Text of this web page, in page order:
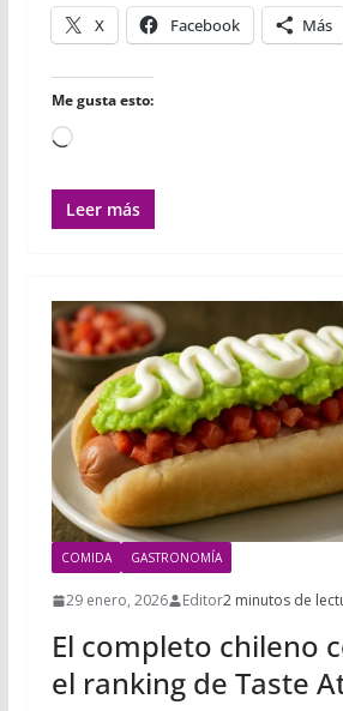
X Facebook Más
Me gusta esto:
Cargando...
Leer más
COMIDA GASTRONOMÍA
29 enero, 2026 Editor2 minutos de
El completo chileno
el ranking de Taste